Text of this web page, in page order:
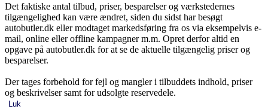
Det faktiske antal tilbud, priser, besparelser og værkstedernes
tilgængelighed kan være ændret, siden du sidst har besøgt
autobutler.dk eller modtaget markedsføring fra os via eksempelvis e-
mail, online eller offline kampagner m.m. Opret derfor altid en
opgave på autobutler.dk for at se de aktuelle tilgængelig priser og
besparelser.
Der tages forbehold for fejl og mangler i tilbuddets indhold, priser
og beskrivelser samt for udsolgte reservedele.
Luk